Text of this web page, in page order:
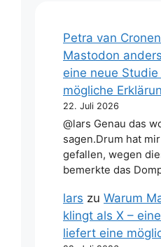
Petra van
Mastodon
eine neue
mögliche
22. Juli 2026
@lars Genau das
sagen.Drum hat
gefallen, wegen
bemerkte das
lars zu Warum
klingt als X –
liefert eine